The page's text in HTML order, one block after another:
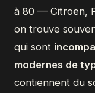
à 80 — Citroën,
on trouve
qui sont
modernes de
contiennent du